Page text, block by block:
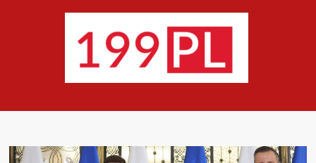
świat